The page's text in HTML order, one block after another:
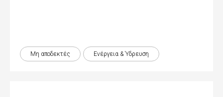
Μη αποδεκτές Ενέργεια & Ύδρευση